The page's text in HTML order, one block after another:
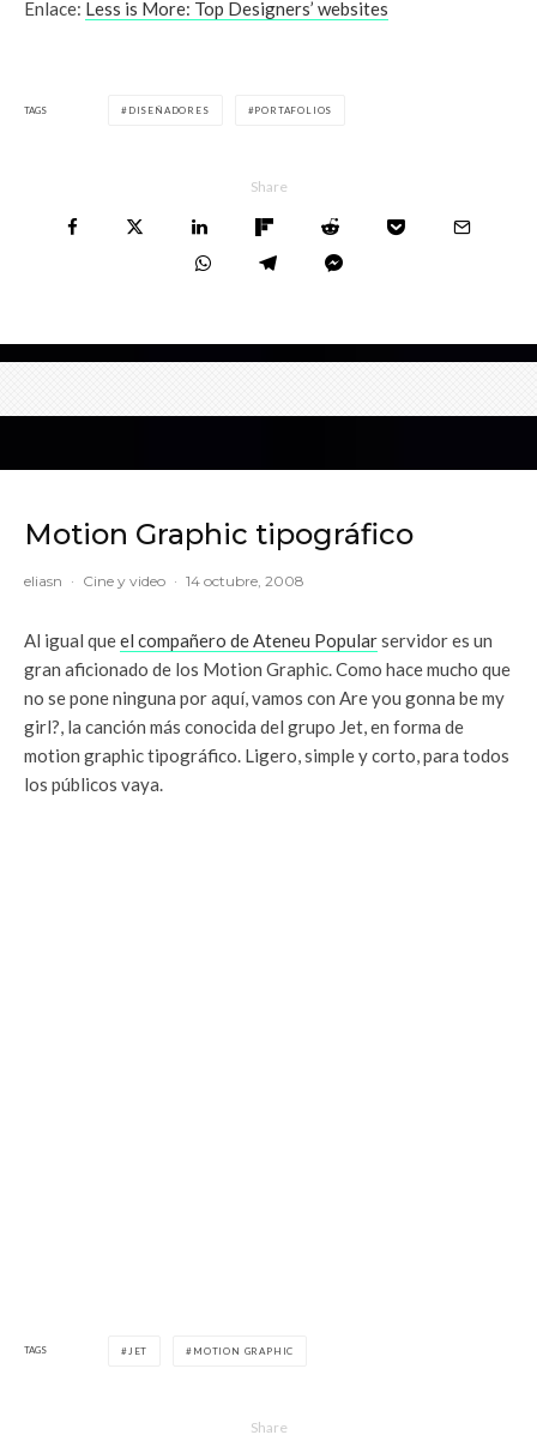
Enlace: Less is More: Top Designers’ websites
TAGS DISEÑADORES PORTAFOLIOS
Share
Motion Graphic tipográfico
eliasn · Cine y video · 14 octubre, 2008
Al igual queel compañero de Ateneu Popularservidor es un
gran aficionado de los Motion Graphic. Como hace mucho que
no se pone ninguna por aquí, vamos con Are you gonna be my
girl?, la canción más conocida del grupo Jet, en forma de
motion graphic tipográfico. Ligero, simple y corto, para todos
los públicos vaya.
TAGS JET MOTION GRAPHIC
Share